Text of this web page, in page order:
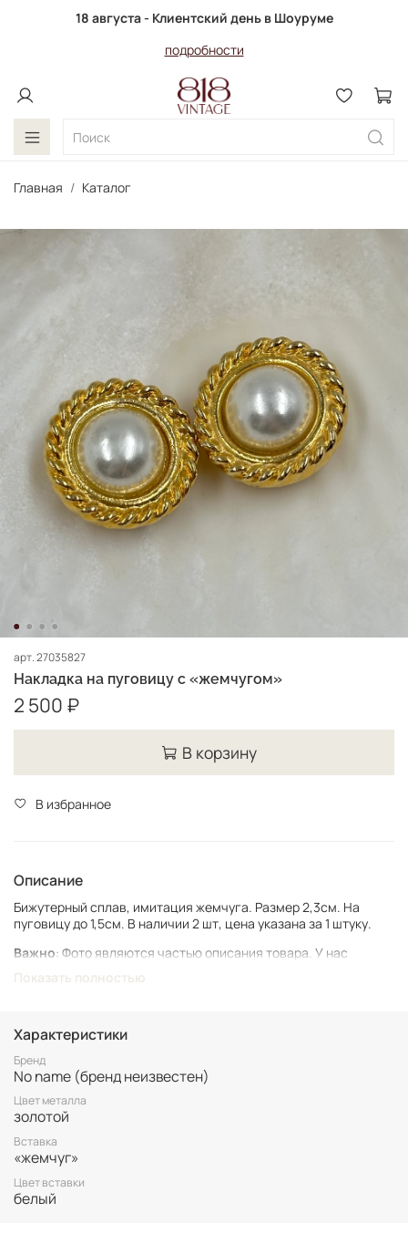
18 августа - Клиентский день в Шоуруме
подробности
Главная Каталог
арт.27035827
Накладка на пуговицу с «жемчугом»
2 500 ₽
В корзину
В избранное
Описание
Бижутерный сплав, имитация жемчуга. Размер 2,3см. На
пуговицу до 1,5см. В наличии 2 шт, цена указана за 1 штуку.
Важно: Фото являются частью описания товара. У нас
времени и использования.
размеру и состоянию уточняйте перед покупкой.
Все товары представлены в единственном экземпляре. Бронь
возможна только после 100% оплаты.
Неоплаченные заказы аннулируются.
Показать полностью
Характеристики
Бренд
No name (бренд неизвестен)
Цвет металла
золотой
Вставка
«жемчуг»
Цвет вставки
белый